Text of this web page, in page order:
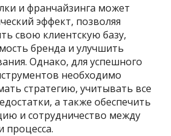
и франчайзинга может
эффект, позволяя
свою клиентскую базу,
бренда и улучшить
Однако, для успешного
необходимо
стратегию, учитывать все
а также обеспечить
и сотрудничество между
процесса.